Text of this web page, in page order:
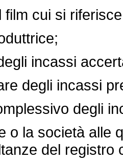
cui si
incassi
degli incassi
degli
la società alle
del registro